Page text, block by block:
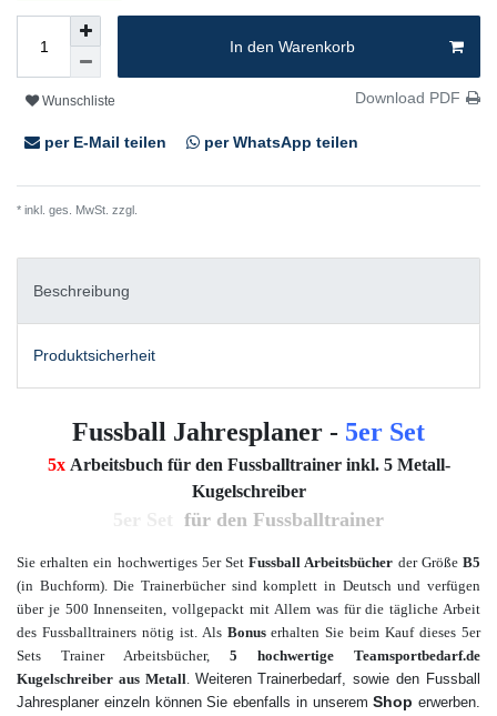
In den Warenkorb
Wunschliste Download PDF
per E-Mail teilen per WhatsApp teilen
* inkl. ges. MwSt. zzgl.
Beschreibung
Produktsicherheit
Fussball Jahresplaner - 5er Set
5xArbeitsbuch für den Fussballtrainer inkl. 5 Metall-
Kugelschreiber
für den Fussballtrainer
Sie erhalten ein hochwertiges 5er SetFussball Arbeitsbücher der GrößeB5
(in Buchform). Die Trainerbücher sind komplett in Deutsch und verfügen
über je 500 Innenseiten, vollgepackt mit Allem was für die tägliche Arbeit
des Fussballtrainers nötig ist. Als Bonuserhalten Sie beim Kauf dieses 5er
Sets Trainer Arbeitsbücher, 5
hochwertige Teamsportbedarf.de
Kugelschreiber aus Metall. Weiteren Trainerbedarf, sowie den Fussball
Jahresplaner einzeln können Sie ebenfalls in unseremShop erwerben.